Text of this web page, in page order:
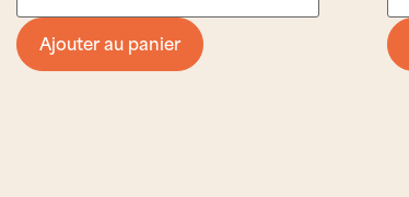
Ajouter au panier